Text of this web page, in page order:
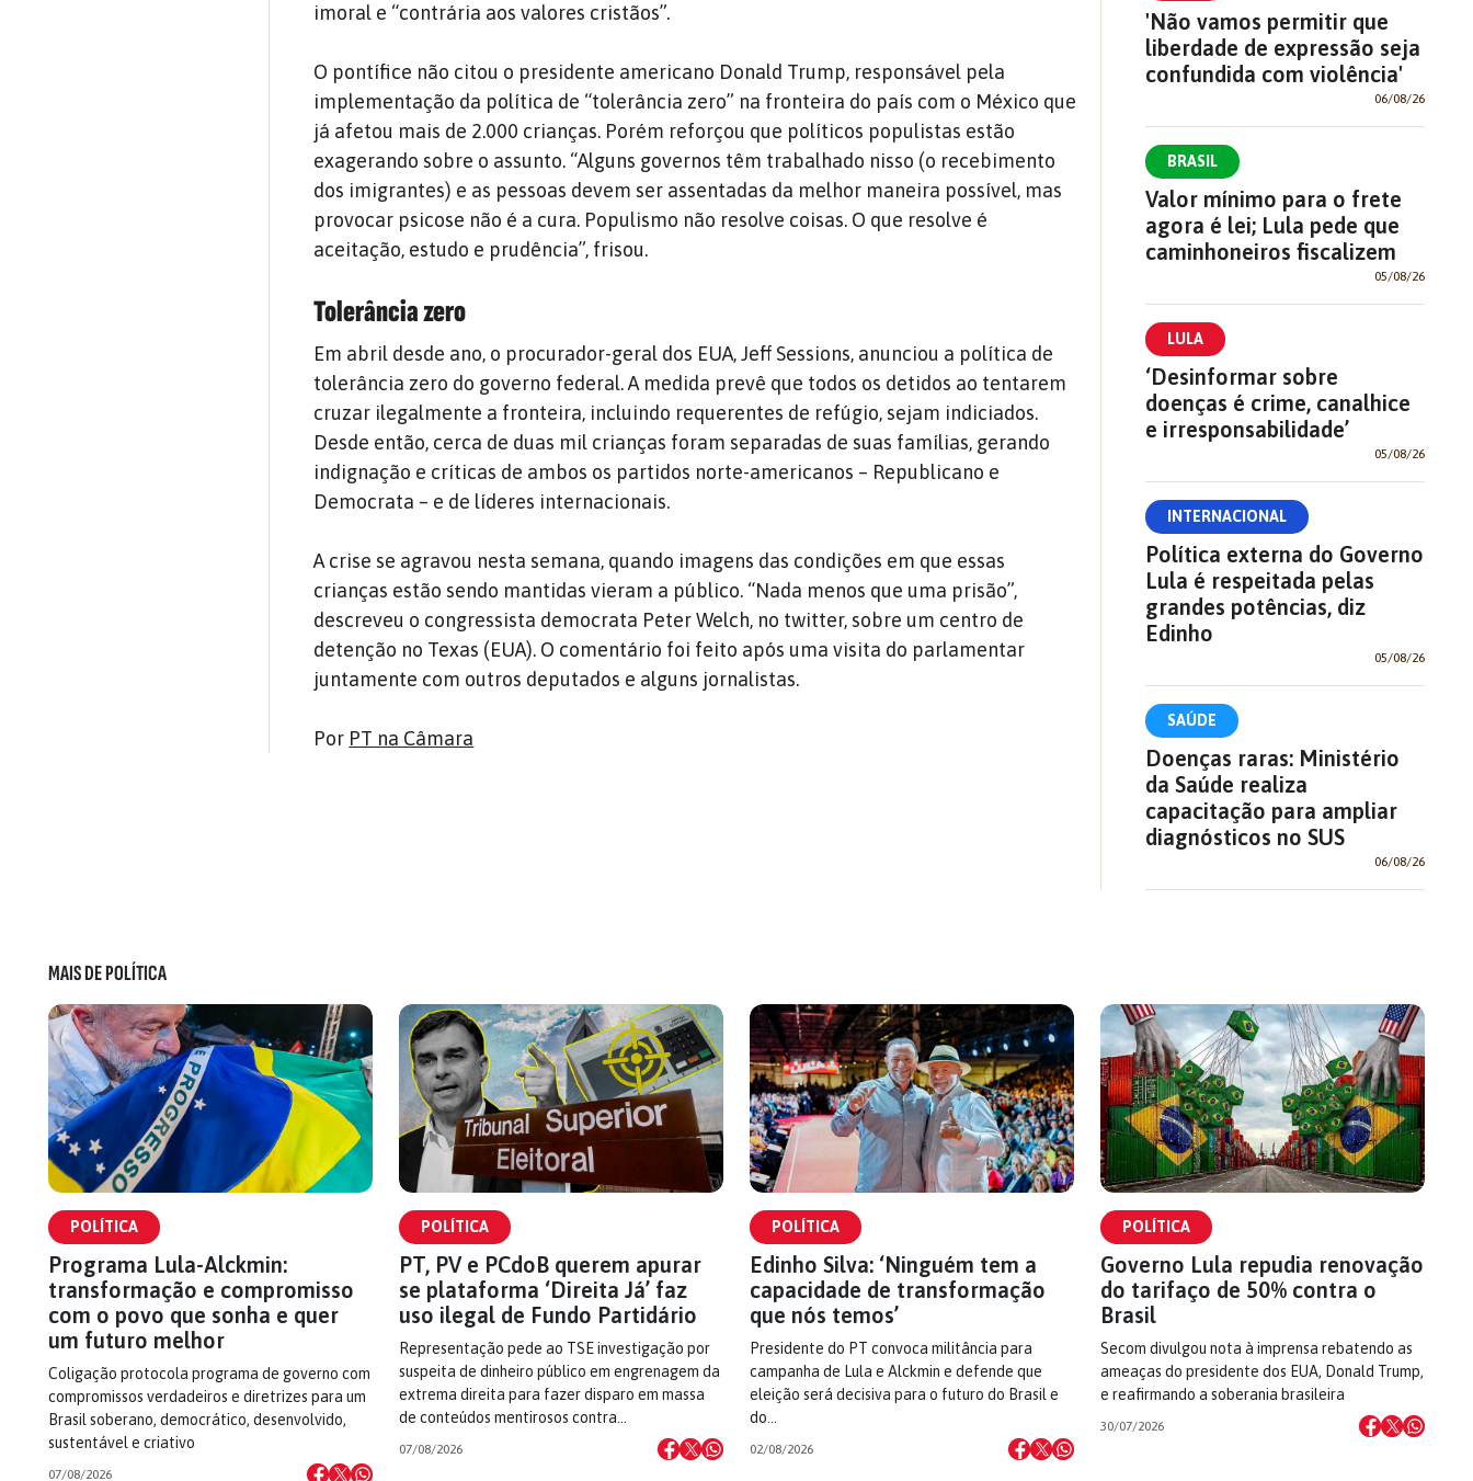
imoral e “contrária aos valores cristãos”.
O pontífice não citou o presidente americano Donald Trump, responsável pela
implementação da política de “tolerância zero” na fronteira do país com o México que
já afetou mais de 2.000 crianças. Porém reforçou que políticos populistas estão
exagerando sobre o assunto. “Alguns governos têm trabalhado nisso (o recebimento
dos imigrantes) e as pessoas devem ser assentadas da melhor maneira possível, mas
provocar psicose não é a cura. Populismo não resolve coisas. O que resolve é
aceitação, estudo e prudência”, frisou.
Tolerância zero
Em abril desde ano, o procurador-geral dos EUA, Jeff Sessions, anunciou a política de
tolerância zero do governo federal. A medida prevê que todos os detidos ao tentarem
cruzar ilegalmente a fronteira, incluindo requerentes de refúgio, sejam indiciados.
Desde então, cerca de duas mil crianças foram separadas de suas famílias, gerando
indignação e críticas de ambos os partidos norte-americanos – Republicano e
Democrata – e de líderes internacionais.
A crise se agravou nesta semana, quando imagens das condições em que essas
crianças estão sendo mantidas vieram a público. “Nada menos que uma prisão”,
descreveu o congressista democrata Peter Welch, no twitter, sobre um centro de
detenção no Texas (EUA). O comentário foi feito após uma visita do parlamentar
juntamente com outros deputados e alguns jornalistas.
Por PT na Câmara
'Não vamos permitir que
liberdade de expressão seja
confundida com violência'
06/08/26
BRASIL
Valor mínimo para o frete
agora é lei; Lula pede que
caminhoneiros fiscalizem
05/08/26
LULA
‘Desinformar sobre
doenças é crime, canalhice
e irresponsabilidade’
05/08/26
INTERNACIONAL
Política externa do Governo
Lula é respeitada pelas
grandes potências, diz
Edinho
05/08/26
SAÚDE
Doenças raras: Ministério
da Saúde realiza
capacitação para ampliar
diagnósticos no SUS
06/08/26
MAIS DE POLÍTICA
POLÍTICA
Programa Lula-Alckmin:
transformação e compromisso
com o povo que sonha e quer
um futuro melhor
Coligação protocola programa de governo com
compromissos verdadeiros e diretrizes para um
Brasil soberano, democrático, desenvolvido,
sustentável e criativo
07/08/2026
POLÍTICA
PT, PV e PCdoB querem apurar
se plataforma ‘Direita Já’ faz
uso ilegal de Fundo Partidário
Representação pede ao TSE investigação por
suspeita de dinheiro público em engrenagem da
extrema direita para fazer disparo em massa
de conteúdos mentirosos contra…
07/08/2026
POLÍTICA
Edinho Silva: ‘Ninguém tem a
capacidade de transformação
que nós temos’
Presidente do PT convoca militância para
campanha de Lula e Alckmin e defende que
eleição será decisiva para o futuro do Brasil e
do…
02/08/2026
POLÍTICA
Governo Lula repudia renovação
do tarifaço de 50% contra o
Brasil
Secom divulgou nota à imprensa rebatendo as
ameaças do presidente dos EUA, Donald Trump,
e reafirmando a soberania brasileira
30/07/2026